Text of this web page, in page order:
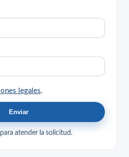
legales
Enviar
para atender la solicitud.